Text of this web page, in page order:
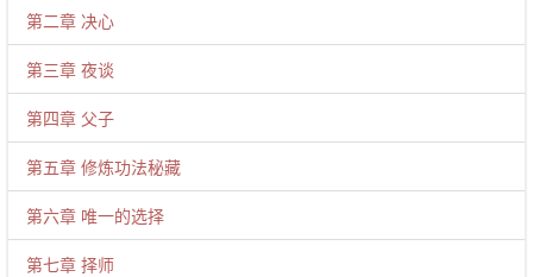
第二章 决心
第三章 夜谈
第四章 父子
第五章 修炼功法秘藏
第六章 唯一的选择
第七章 择师